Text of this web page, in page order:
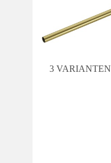
3 VARIANTEN